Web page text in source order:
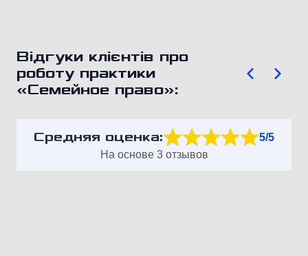
Відгуки клієнтів про
роботу практики
«Семейное право»:
Средняя оценка:
5/5
На основе 3 отзывов